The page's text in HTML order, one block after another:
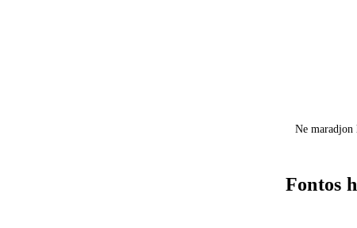
Ne maradjon
Fontos